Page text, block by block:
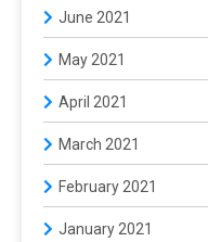
June 2021
May 2021
April 2021
March 2021
February 2021
January 2021